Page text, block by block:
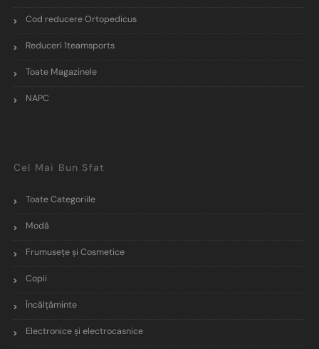
Cod reducere Ortopedicus
Reduceri 1teamsports
Toate Magazinele
NAPC
Cel Mai Bun Sfat
Toate Categoriile
Modă
Frumusețe și Cosmetice
Copii
Încălţăminte
Electronice și electrocasnice